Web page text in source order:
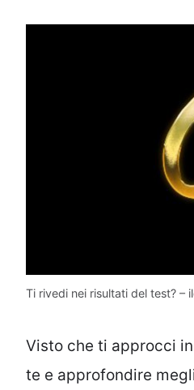
Ti rivedi nei risultati del test? –
Visto che ti approcci
te e approfondire